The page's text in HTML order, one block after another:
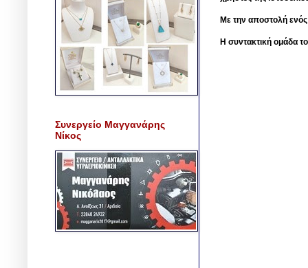
Με την αποστολή
Η συντακτική ομάδα
Συνεργείο Μαγγανάρης
Νίκος